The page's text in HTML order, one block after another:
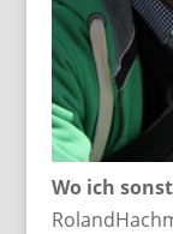
Wo ich